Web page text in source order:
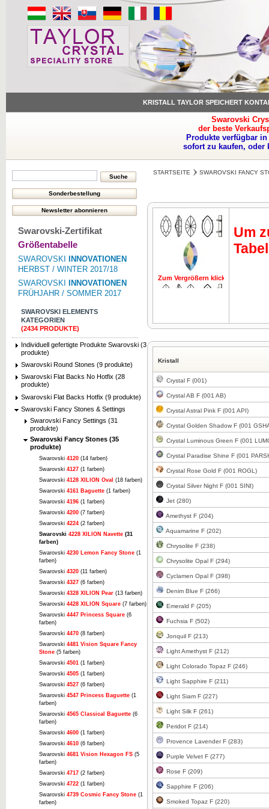
KRISTALL TAYLOR SPEICHERT
Swarovski
der beste
Produkte verfügbar
sofort zu kaufen, oder
Swarovski-Zertifikat
Größentabelle
SWAROVSKI
INNOVATIONEN
HERBST / WINTER 2017/18
SWAROVSKI
INNOVATIONEN
FRÜHJAHR / SOMMER 2017
SWAROVSKI ELEMENTS
KATEGORIEN
(2434 PRODUKTE)
Individuell gefertigte Produkte Swarovski (3
produkte)
Swarovski Round Stones (9 produkte)
Swarovski Flat Backs No Hotfix (28
produkte)
Swarovski Flat Backs Hotfix (9 produkte)
Swarovski Fancy Stones & Settings
Swarovski Fancy Settings (31
produkte)
Swarovski Fancy Stones (35
produkte)
Swarovski 4120 (14 farben)
Swarovski 4127 (1 farben)
Swarovski 4128 XILION Oval (18 farben)
Swarovski 4161 Baguette (1 farben)
Swarovski 4196 (1 farben)
Swarovski 4200 (7 farben)
Swarovski 4224 (2 farben)
Swarovski 4228 XILION Navette (31
farben)
Swarovski 4230 Lemon Fancy Stone (1
farben)
Swarovski 4320 (11 farben)
Swarovski 4327 (6 farben)
Swarovski 4328 XILION Pear (13 farben)
Swarovski 4428 XILION Square (7 farben)
Swarovski 4447 Princess Square (6
farben)
Swarovski 4470 (8 farben)
Swarovski 4481 Vision Square Fancy
Stone (5 farben)
Swarovski 4501 (1 farben)
Swarovski 4505 (1 farben)
Swarovski 4527 (6 farben)
Swarovski 4547 Princess Baguette (1
farben)
Swarovski 4565 Classical Baguette (6
farben)
Swarovski 4600 (1 farben)
Swarovski 4610 (6 farben)
Swarovski 4681 Vision Hexagon FS (5
farben)
Swarovski 4717 (2 farben)
Swarovski 4722 (1 farben)
Swarovski 4739 Cosmic Fancy Stone (1
farben)
STARTSEITE SWAROVSKI FANCY
Zum Vergrößern klicken
Zum Vergrößern klickenZum
Um
Kristall
Crystal F (001)
Crystal AB F (001 AB)
Crystal Astral Pink F (001 API)
Crystal Golden Shadow F (001
Crystal Luminous Green F (001
Crystal Paradise Shine F (001
Crystal Rose Gold F (001 ROGL)
Crystal Silver Night F (001 SINI)
Jet (280)
Amethyst F (204)
Aquamarine F (202)
Chrysolite F (238)
Chrysolite Opal F (294)
Cyclamen Opal F (398)
Denim Blue F (266)
Emerald F (205)
Fuchsia F (502)
Jonquil F (213)
Light Amethyst F (212)
Light Colorado Topaz F (246)
Light Sapphire F (211)
Light Siam F (227)
Light Silk F (261)
Peridot F (214)
Provence Lavender F (283)
Purple Velvet F (277)
Rose F (209)
Sapphire F (206)
Smoked Topaz F (220)